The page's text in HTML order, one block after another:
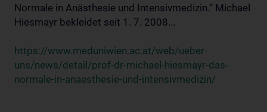
Normale in Anästhesie und Intensivmedizin.“ Michael
Hiesmayr bekleidet seit 1. 7. 2008...
https://www.meduniwien.ac.at/web/ueber-
uns/news/detail/prof-dr-michael-hiesmayr-das-
normale-in-anaesthesie-und-intensivmedizin/